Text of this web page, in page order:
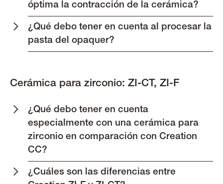
óptima la contracción de la cerámica?
¿Qué debo tener en cuenta al procesar la
pasta del opaquer?
Cerámica para zirconio: ZI-CT, ZI-F
¿Qué debo tener en cuenta
especialmente con una cerámica para
zirconio en comparación con Creation
CC?
¿Cuáles son las diferencias entre